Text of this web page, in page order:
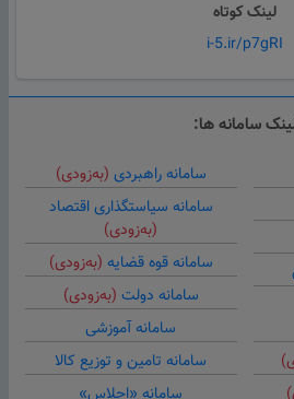
لینک کوتاه
i-5.ir/p7gRI
سامانه ها:
سامانه راهبردی (به‌زودی)
سامانه سیاستگذاری اقتصاد
(به‌زودی)
سامانه قوه قضایه (به‌زودی)
سامانه دولت (به‌زودی)
سامانه آموزشی
سامانه تامین و توزیع کالا